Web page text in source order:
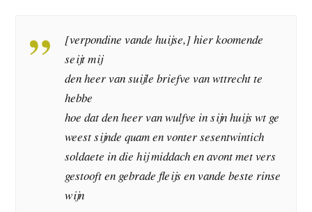
[verpondine vande huijse,] hier koomende
seijt mij
den heer van suijle briefve van wttrecht te
hebbe
hoe dat den heer van wulfve in sijn huijs wt ge
weest sijnde quam en vonter sesentwintich
soldaete in die hij middach en avont met vers
gestooft en gebrade fleijs en vande beste rinse
wijn